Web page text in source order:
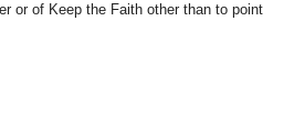
or of Keep the Faith other than to point